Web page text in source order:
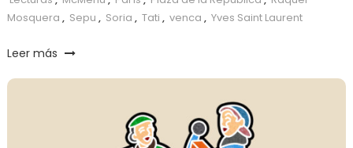
Mosquera , Sepu , Soria , Tati , venca , Yves Saint Laurent
Leer más